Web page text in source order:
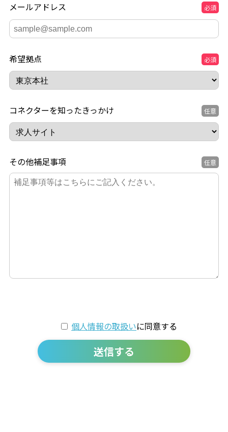
メールアドレス 必須
希望拠点 必須
コネクターを知ったきっかけ 任意
その他補足事項 任意
個人情報の取扱いに同意する
送信する